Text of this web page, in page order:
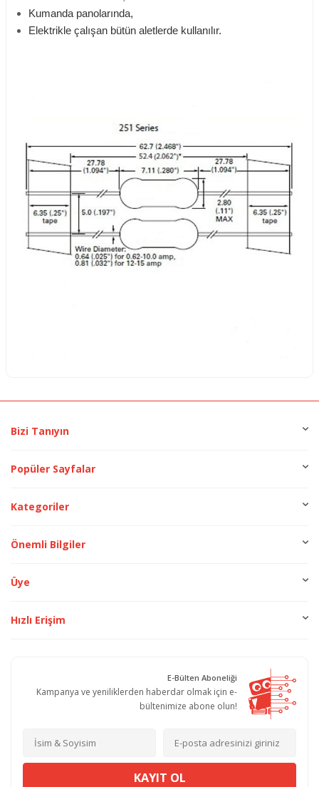
Kumanda panolarında,
Elektrikle çalışan bütün aletlerde kullanılır.
Bizi Tanıyın
Popüler Sayfalar
Kategoriler
Önemli Bilgiler
Üye
Hızlı Erişim
E-Bülten Aboneliği
Kampanya ve yeniliklerden haberdar olmak için e-
bültenimize abone olun!
KAYIT OL